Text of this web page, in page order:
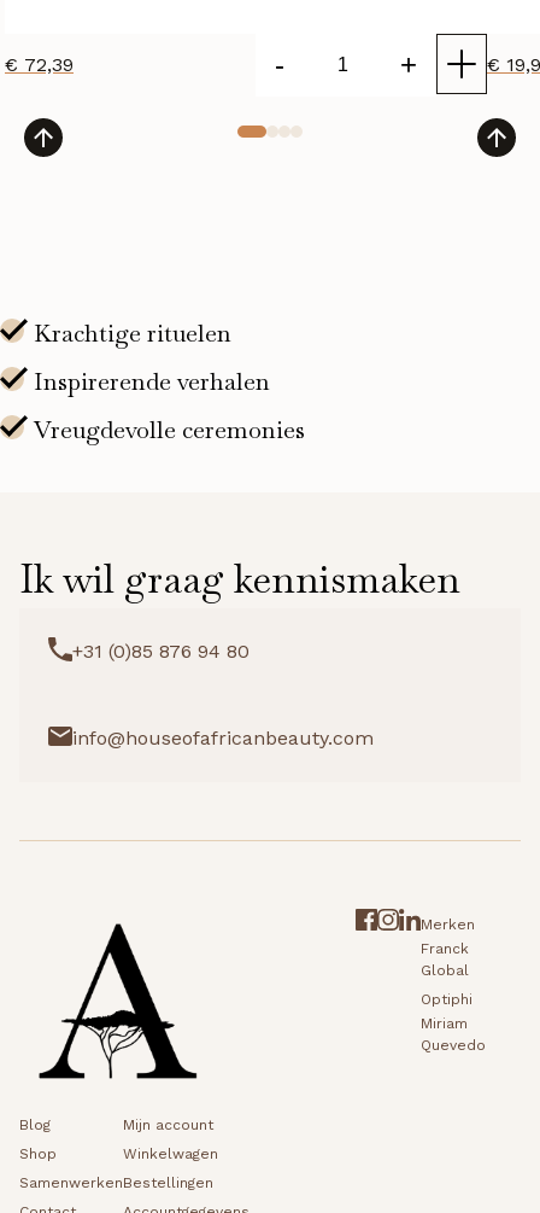
€ 72,39 -
CF
Regen+
+ €
Ik wil graag kennismaken
+31 (0)85 876 94 80
info@houseofafricanbeauty.com
Merken
Franck
Global
Optiphi
Miriam
Quevedo
Blog
Shop
Samenwerken
Mijn account
Winkelwagen
Bestellingen